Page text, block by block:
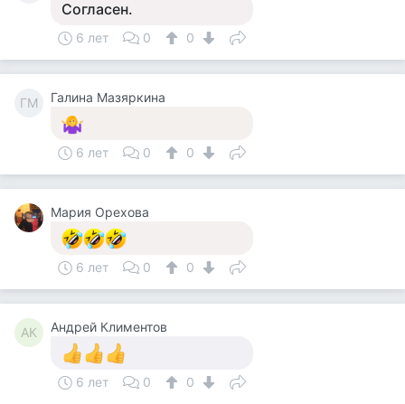
Согласен.
6 лет 0 0
ГМ Галина Мазяркина
6 лет 0 0
Мария Орехова
6 лет 0 0
АК Андрей Климентов
6 лет 0 0